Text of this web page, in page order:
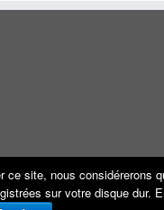
site, nous
sur votre disque dur.